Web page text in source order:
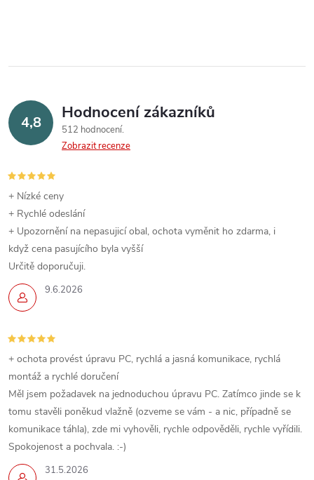
4,8 Hodnocení zákazníků
512 hodnocení
Zobrazit recenze
9.6.2026
+ Nízké ceny
+ Rychlé odeslání
+ Upozornění na nepasujicí obal, ochota vyměnit ho zdarma, i
když cena pasujícího byla vyšší
Určitě doporučuji.
31.5.2026
+ ochota provést úpravu PC, rychlá a jasná komunikace, rychlá
montáž a rychlé doručení
Měl jsem požadavek na jednoduchou úpravu PC. Zatímco jinde se k
tomu stavěli poněkud vlažně (ozveme se vám - a nic, případně se
komunikace táhla), zde mi vyhověli, rychle odpověděli, rychle vyřídili.
Spokojenost a pochvala. :-)